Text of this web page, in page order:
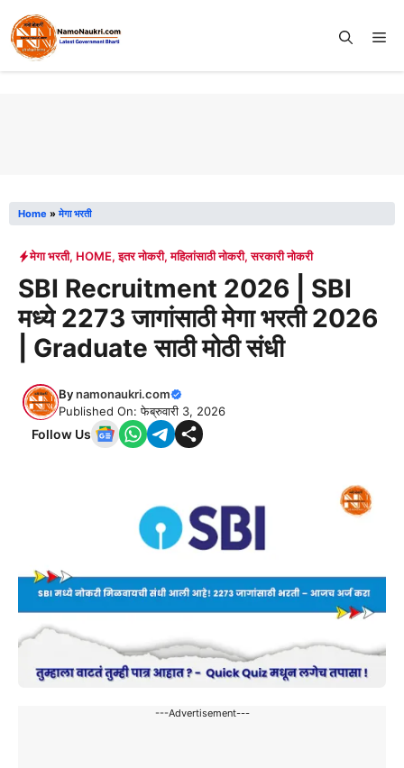
content
Home »मेगा भरती
मेगा भरती, HOME,इतर नोकरी,महिलांसाठी नोकरी,सरकारी नोकरी
SBI Recruitment 2026 | SBI
मध्ये 2273 जागांसाठी मेगा भरती 2026
| Graduate साठी मोठी संधी
Bynamonaukri.com
Published On: फेब्रुवारी 3, 2026
Follow Us
---Advertisement---